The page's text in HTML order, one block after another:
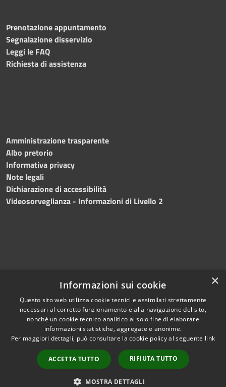
Prenotazione appuntamento
Segnalazione disservizio
Leggi le FAQ
Richiesta di assistenza
Amministrazione trasparente
Albo pretorio
Informativa privacy
Note legali
Dichiarazione di accessibilità
Videosorveglianza - Informazioni di Livello 2
Accessibilità
Privacy
Mappa del sito
Fatturazione Elettronica
Copyright © 2024 •
Comune di Mazara del
Vallo• Powered
byMunicipium• Redazione
×
Informazioni sui cookie
Questo sito web utilizza cookie tecnici e assimilati strettamente
necessari al corretto funzionamento e alla navigazione del sito,
nonché un cookie tecnico analitico al solo fine di elaborare
informazioni statistiche, aggregate e anonime.
Per maggiori dettagli, può consultare la cookie policy al seguente link
ACCETTA TUTTO RIFIUTA TUTTO
MOSTRA DETTAGLI